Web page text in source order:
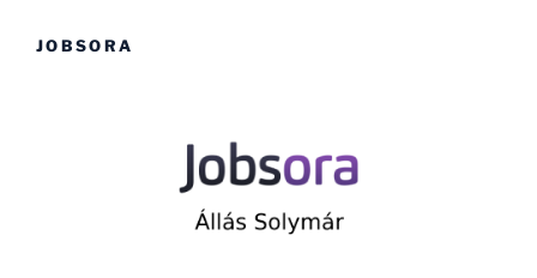
JOBSORA